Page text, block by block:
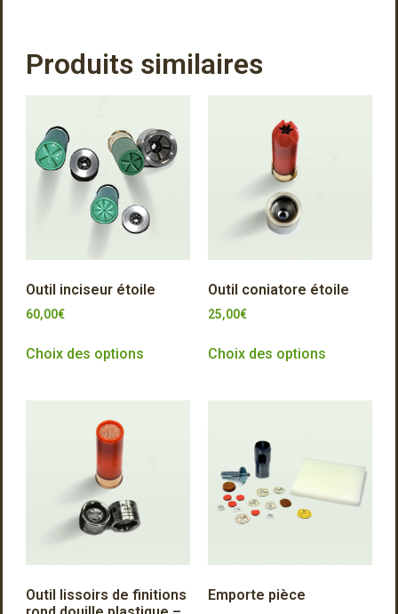
Produits similaires
Outil inciseur étoile
60,00€
Choix des options
Outil coniatore étoile
25,00€
Choix des options
Outil lissoirs de finitions
Emporte pièce